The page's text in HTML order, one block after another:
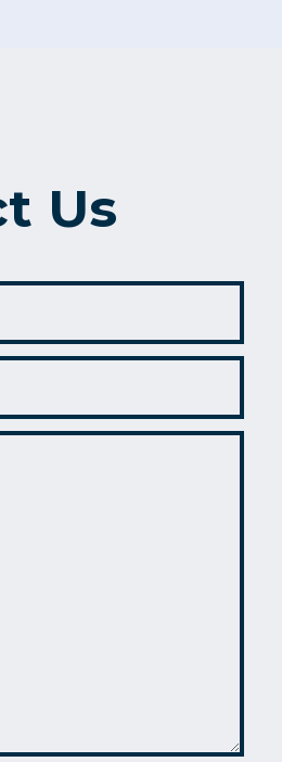
Us